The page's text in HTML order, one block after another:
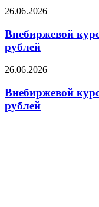
объектов
индастриал
Внебиржевой
доллара
поднялся
выше
рублей
26.06.2026
Внебиржевой
рублей
Внебиржевой
доллара
поднялся
выше
26.06.2026
Внебиржевой
рублей